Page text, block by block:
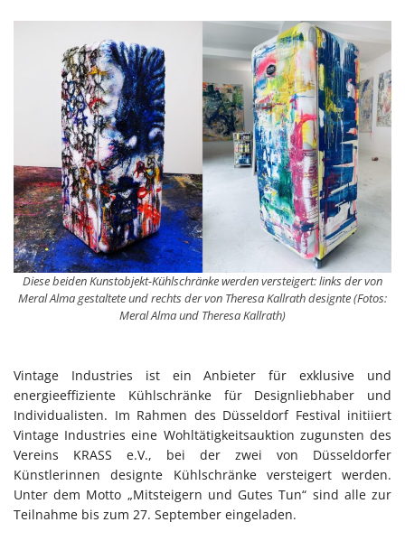
Diese beiden Kunstobjekt-Kühlschränke werden versteigert: links der von
Meral Alma gestaltete und rechts der von Theresa Kallrath designte (Fotos:
Meral Alma und Theresa Kallrath)
Vintage Industries ist ein Anbieter für exklusive und
energieeffiziente Kühlschränke für Designliebhaber und
Individualisten. Im Rahmen des Düsseldorf Festival initiiert
Vintage Industries eine Wohltätigkeitsauktion zugunsten des
Vereins KRASS e.V., bei der zwei von Düsseldorfer
Künstlerinnen designte Kühlschränke versteigert werden.
Unter dem Motto „Mitsteigern und Gutes Tun“ sind alle zur
Teilnahme bis zum 27. September eingeladen.